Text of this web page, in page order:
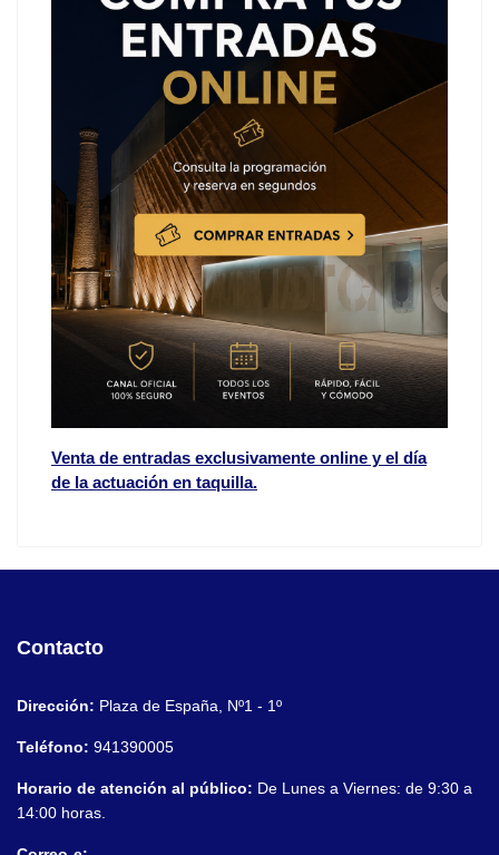
Venta de entradas exclusivamente online y el día
de la actuación en taquilla.
Contacto
Dirección: Plaza de España, Nº1 - 1º
Teléfono: 941390005
Horario de atención al público: De Lunes a Viernes: de 9:30 a
14:00 horas.